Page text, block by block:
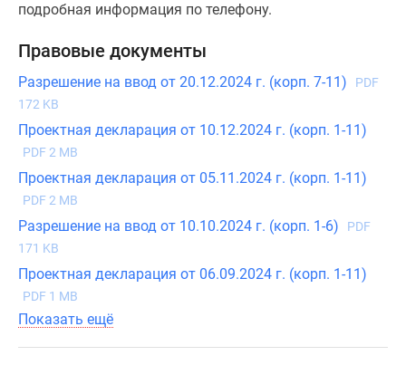
подробная информация по телефону.
Правовые документы
Разрешение на ввод от 20.12.2024 г. (корп. 7-11)
PDF
172 KB
Проектная декларация от 10.12.2024 г. (корп. 1-11)
PDF 2 MB
Проектная декларация от 05.11.2024 г. (корп. 1-11)
PDF 2 MB
Разрешение на ввод от 10.10.2024 г. (корп. 1-6)
PDF
171 KB
Проектная декларация от 06.09.2024 г. (корп. 1-11)
PDF 1 MB
Показать ещё